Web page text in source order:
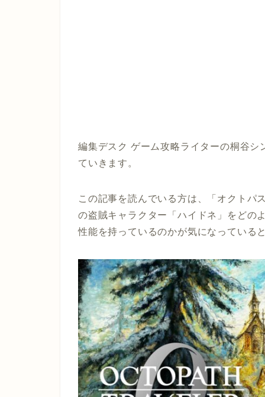
編集デスク ゲーム攻略ライターの桐谷
ていきます。
この記事を読んでいる方は、「オクトパ
の盗賊キャラクター「ハイドネ」をどの
性能を持っているのかが気になっている